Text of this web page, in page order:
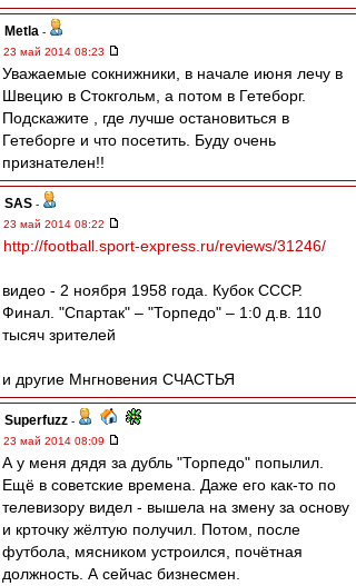
Metla -
23 май 2014 08:23
Уважаемые сокнижники, в начале июня лечу в
Швецию в Стокгольм, а потом в Гетеборг.
Подскажите , где лучше остановиться в
Гетеборге и что посетить. Буду очень
признателен!!
SAS -
23 май 2014 08:22
http://football.sport-express.ru/reviews/31246/
видео - 2 ноября 1958 года. Кубок СССР.
Финал. "Спартак" – "Торпедо" – 1:0 д.в. 110
тысяч зрителей
и другие Мнгновения СЧАСТЬЯ
Superfuzz -
23 май 2014 08:09
А у меня дядя за дубль "Торпедо" попылил.
Ещё в советские времена. Даже его как-то по
телевизору видел - вышела на змену за основу
и крточку жёлтую получил. Потом, после
футбола, мясником устроился, почётная
должность. А сейчас бизнесмен.